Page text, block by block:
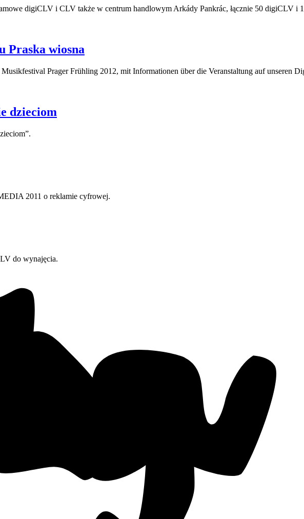
digiCLV i CLV także w centrum handlowym Arkády Pankrác, łącznie 50 digiCLV i
Praska wiosna
Prager Frühling 2012, mit Informationen über die Veranstaltung auf unseren
dzieciom
2011 o reklamie cyfrowej.
do wynajęcia.